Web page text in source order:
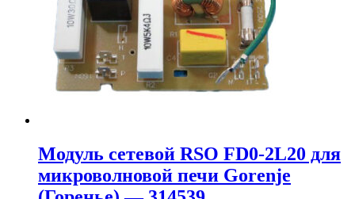
Модуль сетевой RSO FD0-2L20 для
микроволновой печи Gorenje